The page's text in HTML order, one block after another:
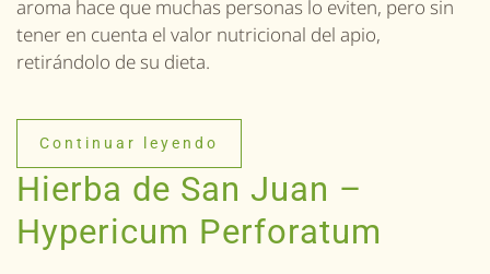
aroma hace que muchas personas lo eviten, pero sin
tener en cuenta el valor nutricional del apio,
retirándolo de su dieta.
Continuar leyendo
Hierba de San Juan –
Hypericum Perforatum